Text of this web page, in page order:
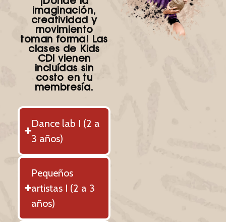
imaginación,
creatividad y
movimiento
toman forma! Las
clases de Kids
CDI vienen
incluídas sin
costo en tu
membresía.
Dance lab I (2 a
3 años)
Pequeños
artistas I (2 a 3
años)